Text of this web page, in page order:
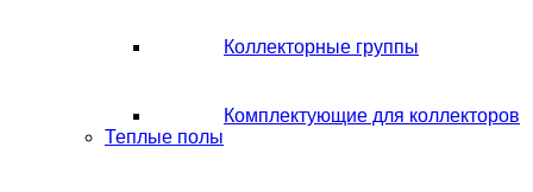
Коллекторные группы
Комплектующие для коллекторов
Теплые полы